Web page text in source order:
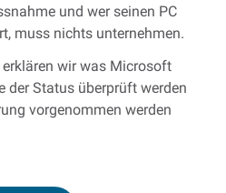
und wer seinen PC
muss nichts unternehmen.
wir was Microsoft
der Status überprüft werden
vorgenommen werden